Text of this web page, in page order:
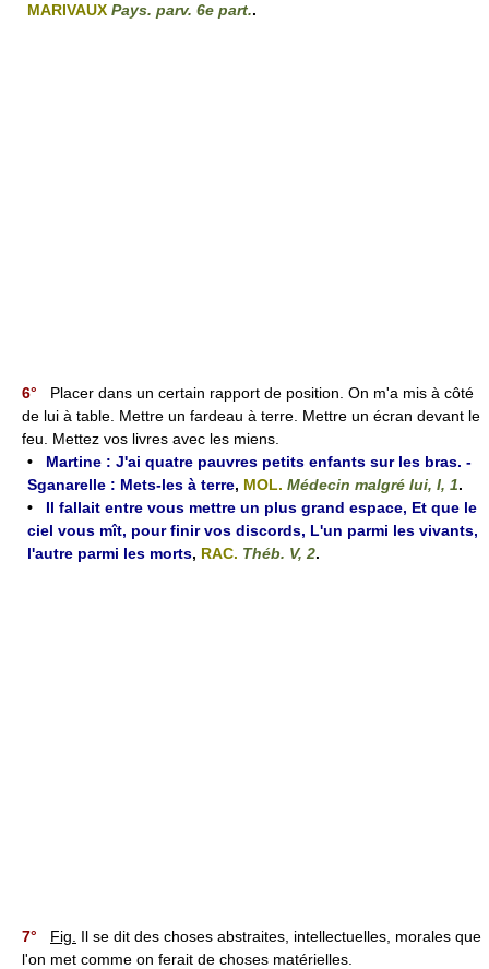
MARIVAUX Pays. parv. 6e part..
6° Placer dans un certain rapport de position. On m'a mis à côté
de lui à table. Mettre un fardeau à terre. Mettre un écran devant le
feu. Mettez vos livres avec les miens.
• Martine : J'ai quatre pauvres petits enfants sur les bras. -
Sganarelle : Mets-les à terre, MOL. Médecin malgré lui, I, 1.
• Il fallait entre vous mettre un plus grand espace, Et que le
ciel vous mît, pour finir vos discords, L'un parmi les vivants,
l'autre parmi les morts, RAC. Théb. V, 2.
7° Fig.
Il se dit des choses abstraites, intellectuelles, morales que
l'on met comme on ferait de choses matérielles.